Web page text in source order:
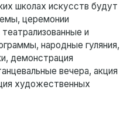
школах искусств будут
церемонии
и
народные гуляния,
демонстрация
вечера, акция
художественных